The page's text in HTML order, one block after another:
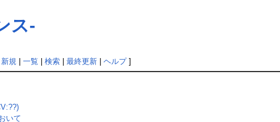
ス-
新規| 一覧 検索| 最終更新| ヘルプ]
いて